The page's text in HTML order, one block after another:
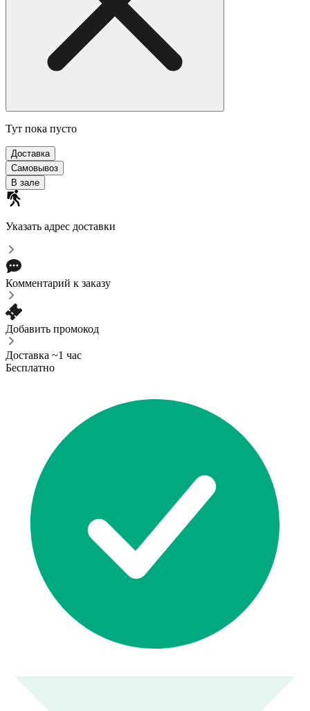
Тут пока пусто
Доставка
Самовывоз
В зале
Указать адрес доставки
Комментарий к заказу
Добавить промокод
Доставка ~1 час
Бесплатно